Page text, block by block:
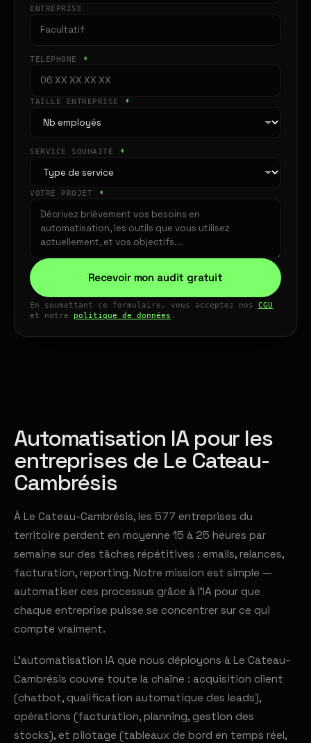
ENTREPRISE
TÉLÉPHONE *
TAILLE ENTREPRISE *
SERVICE SOUHAITÉ *
VOTRE PROJET *
Recevoir mon audit gratuit
En soumettant ce formulaire, vous acceptez nos CGU
et notre politique de données .
Automatisation IA pour les
entreprises de Le Cateau-
Cambrésis
À Le Cateau-Cambrésis, les 577 entreprises du
territoire perdent en moyenne 15 à 25 heures par
semaine sur des tâches répétitives : emails, relances,
facturation, reporting. Notre mission est simple —
automatiser ces processus grâce à l'IA pour que
chaque entreprise puisse se concentrer sur ce qui
compte vraiment.
L'automatisation IA que nous déployons à Le Cateau-
Cambrésis couvre toute la chaîne : acquisition client
(chatbot, qualification automatique des leads),
opérations (facturation, planning, gestion des
stocks), et pilotage (tableaux de bord en temps réel,